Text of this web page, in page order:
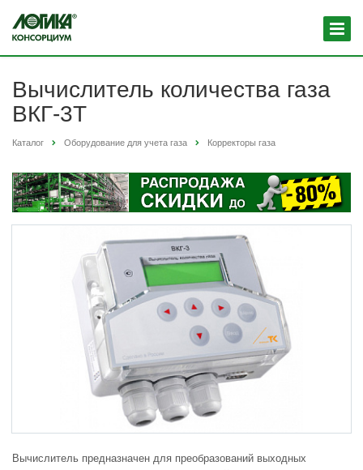
Вычислитель количества газа
ВКГ-3Т
Каталог Оборудование для учета газа Корректоры газа
Вычислитель предназначен для преобразований выходных